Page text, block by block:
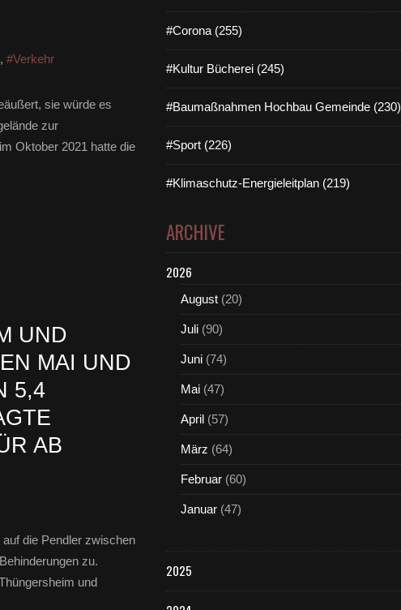
, #Verkehr
sie würde es
zur
Oktober 2021 hatte die
UND
MAI UND
5,4
AB
die Pendler zwischen
zu.
und
#Corona (255)
#Kultur Bücherei (245)
#Baumaßnahmen Hochbau Gemeinde (230)
#Sport (226)
#Klimaschutz-Energieleitplan (219)
ARCHIVE
2026
August (20)
Juli (90)
Juni (74)
Mai (47)
April (57)
März (64)
Februar (60)
Januar (47)
2025